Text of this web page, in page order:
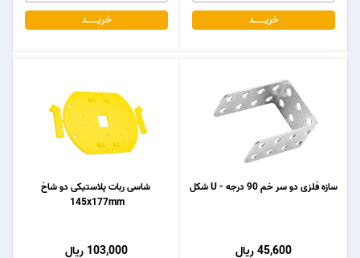
خریـــــــد خریـــــــد
شاسی ربات پلاستیکی دو شاخ
145x177mm
103,000 ریال
سازه فلزی دو سر خم 90 درجه - U شکل
45,600 ریال